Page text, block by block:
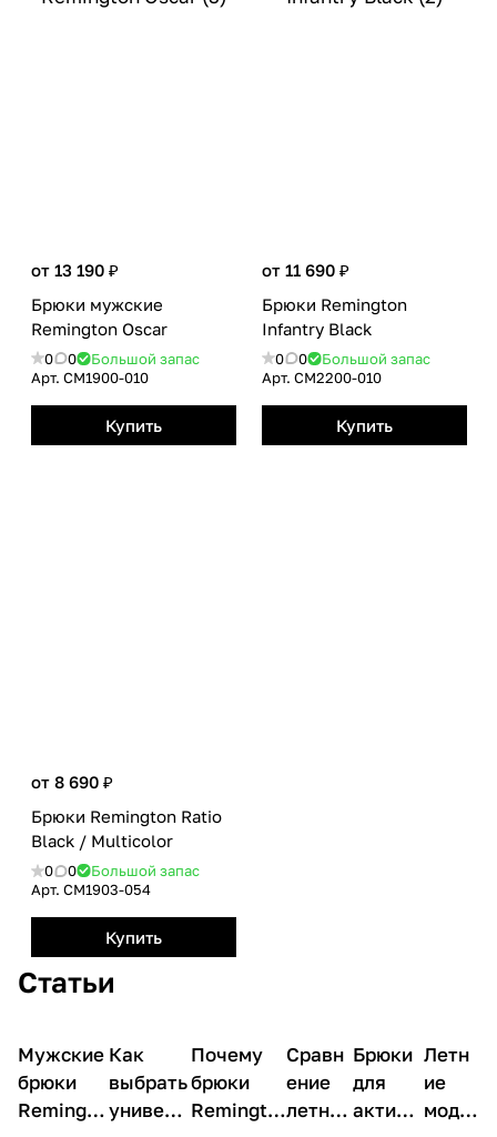
от 13 190 ₽
Брюки мужские
Remington Oscar
0 0
Большой запас
Арт. CM1900-010
Купить
от 11 690 ₽
Брюки Remington
Infantry Black
0 0
Большой запас
Арт. CM2200-010
Купить
от 8 690 ₽
Брюки Remington Ratio
Black / Multicolor
0 0
Большой запас
Арт. CM1903-054
Купить
Статьи
О
товарах
Мужские
брюки
Remingto
О
товарах
Как
выбрать
универс
О
товарах
Почему
брюки
Remingto
О
товарах
Сравн
ение
летних
О
товарах
Брюки
для
активн
О
Летн
ие
моде